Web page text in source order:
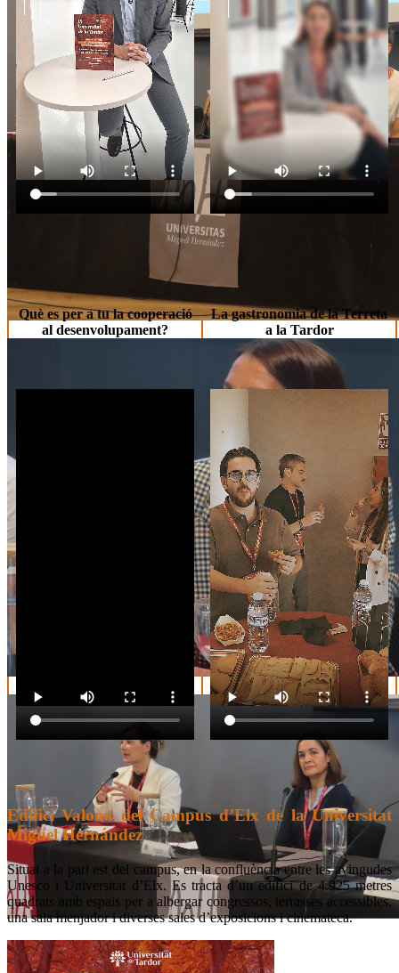
Què es per a tu la cooperació
al desenvolupament?
La gastronomia de la Terreta
a la Tardor
Edifici Valona del Campus d’Elx de la Universitat
Miguel Hernández
Situat a la part est del campus, en la confluència entre les avingudes
Unesco i Universitat d’Elx. Es tracta d’un edifici de 4.925 metres
quadrats amb espais per a albergar congressos, terrasses accessibles,
una sala menjador i diverses sales d’exposicions i cinemateca.